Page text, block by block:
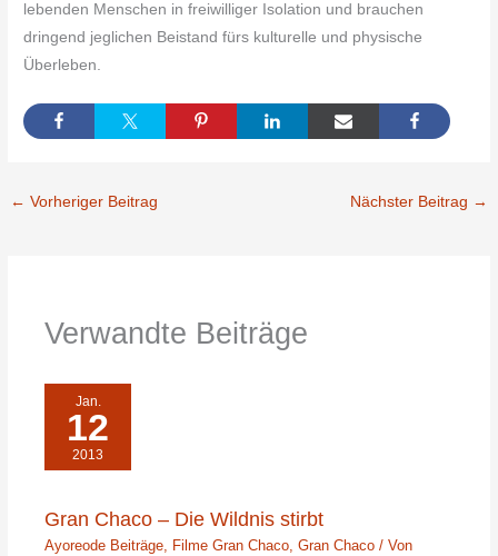
lebenden Menschen in freiwilliger Isolation und brauchen
dringend jeglichen Beistand fürs kulturelle und physische
Überleben.
← Vorheriger Beitrag Nächster Beitrag →
Verwandte Beiträge
Jan.
12
2013
Gran Chaco – Die Wildnis stirbt
Ayoreode Beiträge, Filme Gran Chaco,Gran Chaco / Von